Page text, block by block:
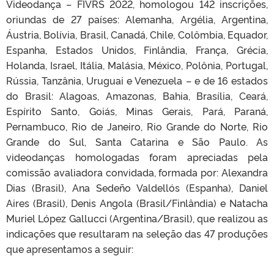
Videodança – FIVRS 2022, homologou 142 inscrições,
oriundas de 27 países: Alemanha, Argélia, Argentina,
Áustria, Bolívia, Brasil, Canadá, Chile, Colômbia, Equador,
Espanha, Estados Unidos, Finlândia, França, Grécia,
Holanda, Israel, Itália, Malásia, México, Polônia, Portugal,
Rússia, Tanzânia, Uruguai e Venezuela – e de 16 estados
do Brasil: Alagoas, Amazonas, Bahia, Brasília, Ceará,
Espírito Santo, Goiás, Minas Gerais, Pará, Paraná,
Pernambuco, Rio de Janeiro, Rio Grande do Norte, Rio
Grande do Sul, Santa Catarina e São Paulo. As
videodanças homologadas foram apreciadas pela
comissão avaliadora convidada, formada por: Alexandra
Dias (Brasil), Ana Sedeño Valdellós (Espanha), Daniel
Aires (Brasil), Denis Angola (Brasil/Finlândia) e Natacha
Muriel López Gallucci (Argentina/Brasil), que realizou as
indicações que resultaram na seleção das 47 produções
que apresentamos a seguir: